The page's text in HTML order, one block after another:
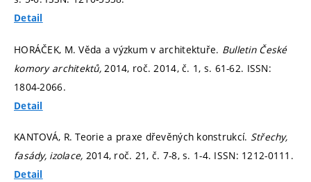
Detail
HORÁČEK, M. Věda a výzkum v architektuře. Bulletin České
komory architektů, 2014, roč. 2014, č. 1, s. 61-62. ISSN:
1804-2066.
Detail
KANTOVÁ, R. Teorie a praxe dřevěných konstrukcí. Střechy,
fasády, izolace, 2014, roč. 21, č. 7-8,s. 1-4. ISSN: 1212-0111.
Detail